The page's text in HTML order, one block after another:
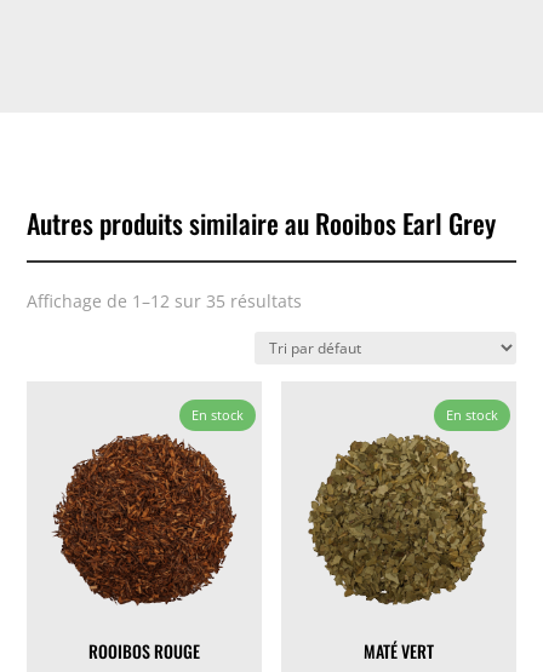
Autres produits similaire au Rooibos Earl Grey
Affichage de 1–12 sur 35 résultats
En stock
ROOIBOS ROUGE
En stock
MATÉ VERT